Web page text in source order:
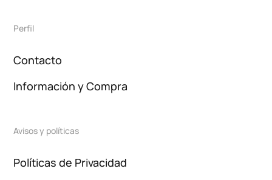
Perfil
Contacto
Información y Compra
Avisos y políticas
Políticas de Privacidad